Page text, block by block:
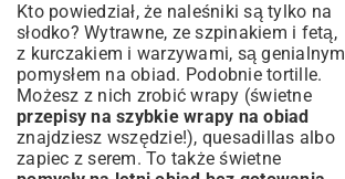
Kto powiedział, że naleśniki są tylko na
słodko? Wytrawne, ze szpinakiem i fetą,
z kurczakiem i warzywami, są genialnym
pomysłem na obiad. Podobnie tortille.
Możesz z nich zrobić wrapy (świetne
przepisy na szybkie wrapy na obiad
znajdziesz wszędzie!), quesadillas albo
zapiec z serem. To także świetne